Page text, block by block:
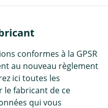
conformes à la GPSR
au nouveau règlement
ici toutes les
fabricant de ce
qui vous